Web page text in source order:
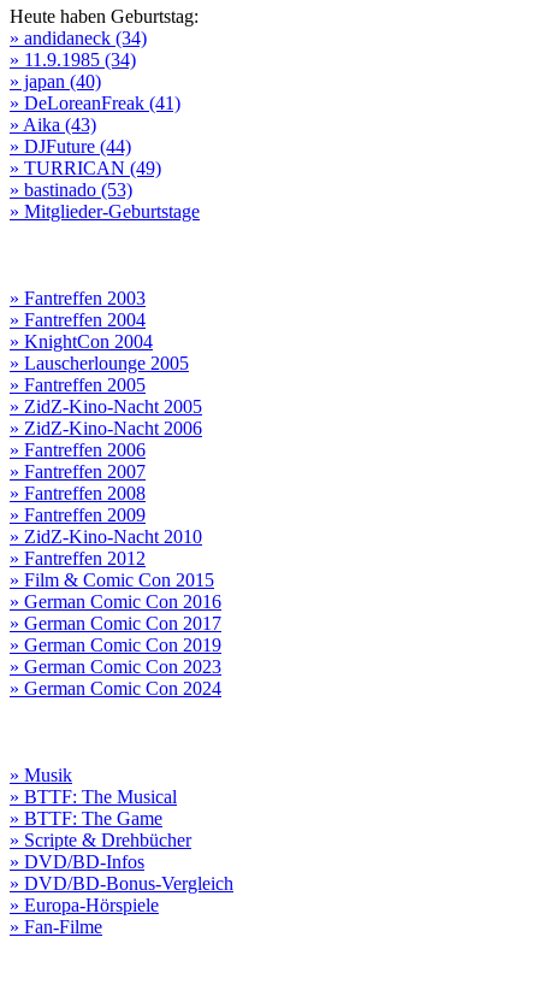
Heute haben Geburtstag:
» andidaneck (34)
» 11.9.1985 (34)
» japan (40)
» DeLoreanFreak (41)
» Aika (43)
» DJFuture (44)
» TURRICAN (49)
» bastinado (53)
» Mitglieder-Geburtstage
» Fantreffen 2003
» Fantreffen 2004
» KnightCon 2004
» Lauscherlounge 2005
» Fantreffen 2005
» ZidZ-Kino-Nacht 2005
» ZidZ-Kino-Nacht 2006
» Fantreffen 2006
» Fantreffen 2007
» Fantreffen 2008
» Fantreffen 2009
» ZidZ-Kino-Nacht 2010
» Fantreffen 2012
» Film & Comic Con 2015
» German Comic Con 2016
» German Comic Con 2017
» German Comic Con 2019
» German Comic Con 2023
» German Comic Con 2024
» Musik
» BTTF: The Musical
» BTTF: The Game
» Scripte & Drehbücher
» DVD/BD-Infos
» DVD/BD-Bonus-Vergleich
» Europa-Hörspiele
» Fan-Filme